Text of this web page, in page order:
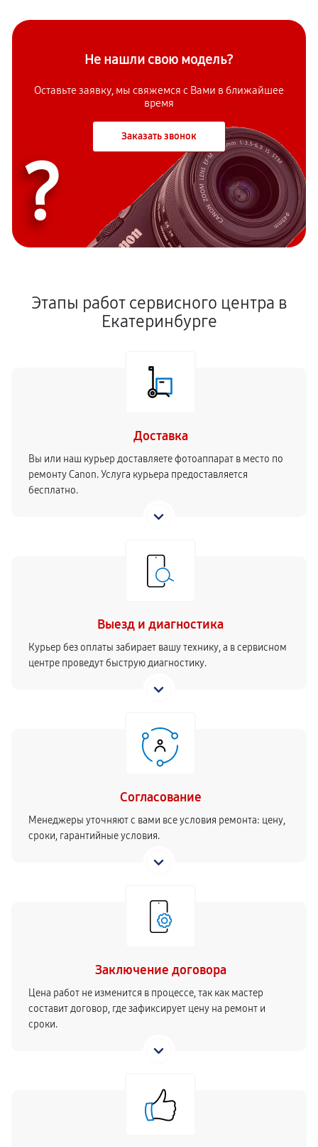
Не нашли свою модель?
Оставьте заявку, мы свяжемся с Вами в ближайшее
время
Заказать звонок
?
Этапы работ сервисного центра в
Екатеринбурге
Доставка
Вы или наш курьер доставляете фотоаппарат в место по
ремонту Canon. Услуга курьера предоставляется
бесплатно.
Выезд и диагностика
Курьер без оплаты забирает вашу технику, а в сервисном
центре проведут быструю диагностику.
Согласование
Менеджеры уточняют с вами все условия ремонта: цену,
сроки, гарантийные условия.
Заключение договора
Цена работ не изменится в процессе, так как мастер
составит договор, где зафиксирует цену на ремонт и
сроки.